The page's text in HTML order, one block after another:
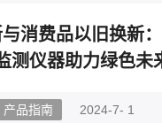
消费品以旧换新
测仪器助力绿色未
产品指南 2024-7- 1